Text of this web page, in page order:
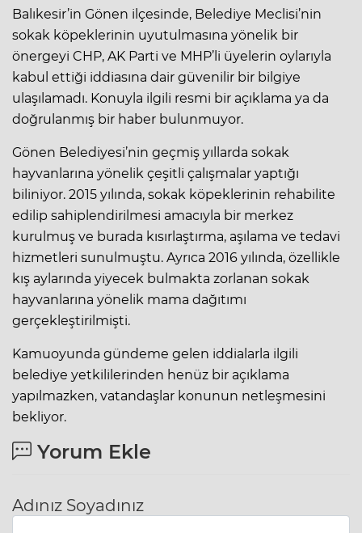
Balıkesir’in Gönen ilçesinde, Belediye Meclisi’nin
sokak köpeklerinin uyutulmasına yönelik bir
önergeyi CHP, AK Parti ve MHP’li üyelerin oylarıyla
kabul ettiği iddiasına dair güvenilir bir bilgiye
ulaşılamadı. Konuyla ilgili resmi bir açıklama ya da
doğrulanmış bir haber bulunmuyor.
Gönen Belediyesi’nin geçmiş yıllarda sokak
hayvanlarına yönelik çeşitli çalışmalar yaptığı
biliniyor. 2015 yılında, sokak köpeklerinin rehabilite
edilip sahiplendirilmesi amacıyla bir merkez
kurulmuş ve burada kısırlaştırma, aşılama ve tedavi
hizmetleri sunulmuştu. Ayrıca 2016 yılında, özellikle
kış aylarında yiyecek bulmakta zorlanan sokak
hayvanlarına yönelik mama dağıtımı
gerçekleştirilmişti.
Kamuoyunda gündeme gelen iddialarla ilgili
belediye yetkililerinden henüz bir açıklama
yapılmazken, vatandaşlar konunun netleşmesini
bekliyor.
Yorum Ekle
Adınız Soyadınız